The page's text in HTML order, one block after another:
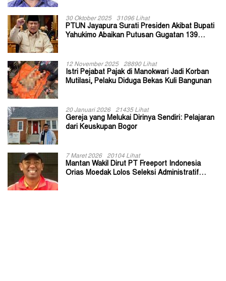
30 Oktober 2025 31096 Lihat
PTUN Jayapura Surati Presiden Akibat Bupati
Yahukimo Abaikan Putusan Gugatan 139
12 November 2025 28890 Lihat
Istri Pejabat Pajak di Manokwari Jadi Korban
Mutilasi, Pelaku Diduga Bekas Kuli Bangunan
20 Januari 2026 21435 Lihat
Gereja yang Melukai Dirinya Sendiri: Pelajaran
dari Keuskupan Bogor
7 Maret 2026 20104 Lihat
Mantan Wakil Dirut PT Freeport Indonesia
Orias Moedak Lolos Seleksi Administratif